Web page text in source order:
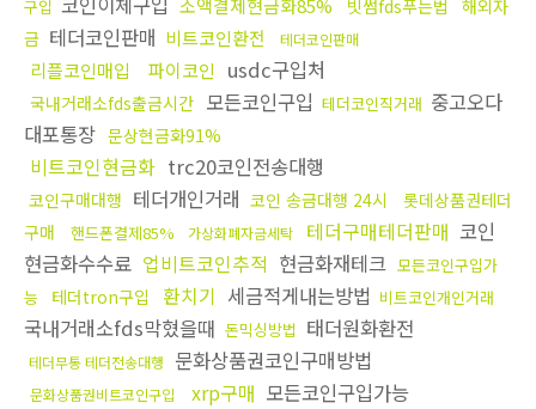
구입
소액결제현금화85% 빗썸fds푸는법
해외자
금 테더코인판매 비트코인환전 테더코인판매
리플코인매입 파이코인 usdc구입처
국내거래소fds출금시간 모든코인구입 테더코인직거래 중고오다
대포통장 문상현금화91%
비트코인현금화 trc20코인전송대행
코인구매대행 테더개인거래 코인 송금대행 24시
롯데상품권테더
구매
핸드폰결제85% 가상화폐자금세탁 테더구매테더판매 코인
현금화수수료 업비트코인추적 현금화재테크 모든코인구입가
능
테더tron구입 환치기 세금적게내는방법 비트코인개인거래
국내거래소fds막혔을때 돈믹싱방법 태더원화환전
테더무통 테더전송대행 문화상품권코인구매방법
문화상품권비트코인구입 xrp구매 모든코인구입가능